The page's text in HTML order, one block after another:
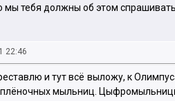
мы тебя должны об этом
22:46
и тут всё выложу, к
мыльниц.